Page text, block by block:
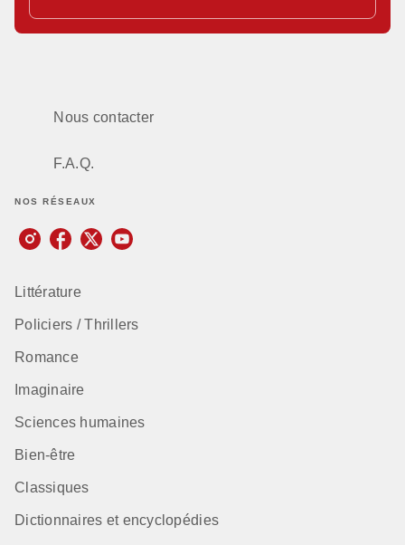
Nous contacter
F.A.Q.
NOS RÉSEAUX
Littérature
Policiers / Thrillers
Romance
Imaginaire
Sciences humaines
Bien-être
Classiques
Dictionnaires et encyclopédies